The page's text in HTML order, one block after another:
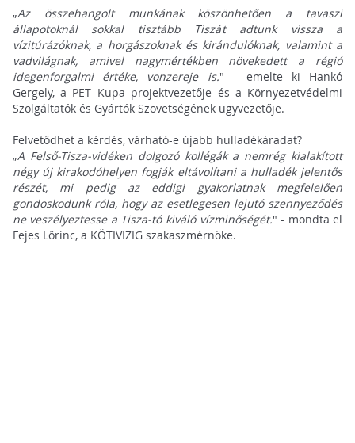
„Az összehangolt munkának köszönhetően a tavaszi
állapotoknál sokkal tisztább Tiszát adtunk vissza a
vízitúrázóknak, a horgászoknak és kirándulóknak, valamint a
vadvilágnak, amivel nagymértékben növekedett a régió
idegenforgalmi értéke, vonzereje is." - emelte ki Hankó
Gergely, a PET Kupa projektvezetője és a Környezetvédelmi
Szolgáltatók és Gyártók Szövetségének ügyvezetője.
Felvetődhet a kérdés, várható-e újabb hulladékáradat?
„A Felső-Tisza-vidéken dolgozó kollégák a nemrég kialakított
négy új kirakodóhelyen fogják eltávolítani a hulladék jelentős
részét, mi pedig az eddigi gyakorlatnak megfelelően
gondoskodunk róla, hogy az esetlegesen lejutó szennyeződés
ne veszélyeztesse a Tisza-tó kiváló vízminőségét." - mondta el
Fejes Lőrinc, a KÖTIVIZIG szakaszmérnöke.